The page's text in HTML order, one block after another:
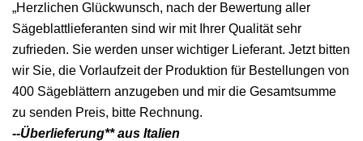
„Herzlichen Glückwunsch, nach der Bewertung aller
Sägeblattlieferanten sind wir mit Ihrer Qualität sehr
zufrieden. Sie werden unser wichtiger Lieferant. Jetzt bitten
wir Sie, die Vorlaufzeit der Produktion für Bestellungen von
400 Sägeblättern anzugeben und mir die Gesamtsumme
zu senden Preis, bitte Rechnung.
--Überlieferung** aus Italien